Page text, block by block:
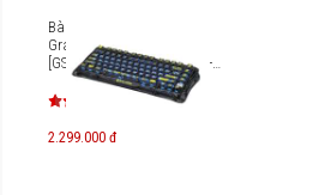
Bàn phím cơ Gaming
Gravastar Mercury K1 Lite
[GS-K1 LITE_XTAL_BLK/GS-K1
LITE_XTAL_WHT]
2.299.000 đ